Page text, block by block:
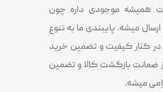
همیشه موجودی داره چون
میشه. پایبندی ما به تنوع
کنار کیفیت و تضمین خرید
همه محصولات با ۷ روز ضمانت بازگشت کالا و تضمین
میشه.